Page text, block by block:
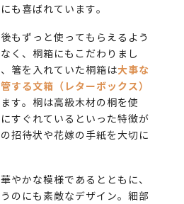
も喜ばれています。
もずっと使ってもらえるよう
く、桐箱にもこだわりまし
箸を入れていた桐箱は大事な
する文箱（レターボックス）
す。桐は高級木材の桐を使
すぐれているといった特徴が
招待状や花嫁の手紙を大切に
やかな模様であるとともに、
のにも素敵なデザイン。細部